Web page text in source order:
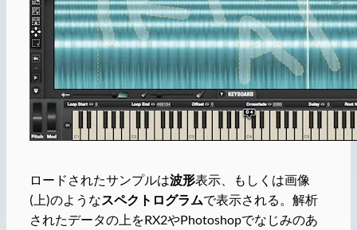
ロードされたサンプルは波形表示、もしくは画像
(上)のようなスペクトログラムで表示される。解析
されたデータの上をRX2やPhotoshopでなじみのあ